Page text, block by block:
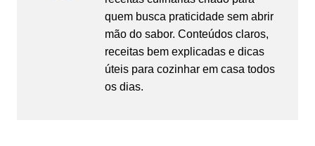
quem busca praticidade sem abrir
mão do sabor. Conteúdos claros,
receitas bem explicadas e dicas
úteis para cozinhar em casa todos
os dias.